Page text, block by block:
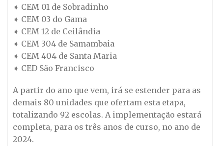
➧ CEM 01 de Sobradinho
➧ CEM 03 do Gama
➧ CEM 12 de Ceilândia
➧ CEM 304 de Samambaia
➧ CEM 404 de Santa Maria
➧ CED São Francisco
A partir do ano que vem, irá se estender para as
demais 80 unidades que ofertam esta etapa,
totalizando 92 escolas. A implementação estará
completa, para os três anos de curso, no ano de
2024.